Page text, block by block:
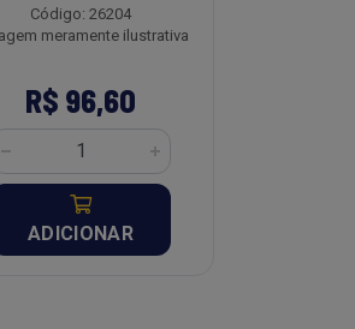
Código: 26204
meramente ilustrativa
R$ 96,60
ADICIONAR